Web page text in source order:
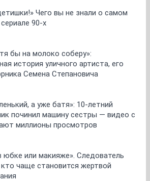
Чего вы не знали о самом
90-х
бы на молоко соберу»:
история уличного артиста, его
Семена Степановича
а уже батя»: 10-летний
починил машину сестры — видео с
миллионы просмотров
юбке или макияже». Следователь
чаще становится жертвой